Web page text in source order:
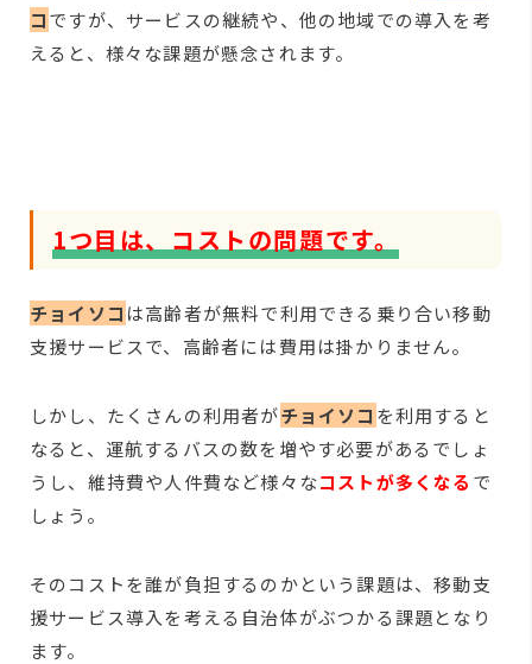
コですが、サービスの継続や、他の地域での導入を考
えると、様々な課題が懸念されます。
1つ目は、コストの問題です。
チョイソコ は高齢者が無料で利用できる乗り合い移動
支援サービスで、高齢者には費用は掛かりません。
しかし、たくさんの利用者がチョイソコ を利用すると
なると、運航するバスの数を増やす必要があるでしょ
うし、維持費や人件費など様々なコストが多くなる で
しょう。
そのコストを誰が負担するのかという課題は、移動支
援サービス導入を考える自治体がぶつかる課題となり
ます。